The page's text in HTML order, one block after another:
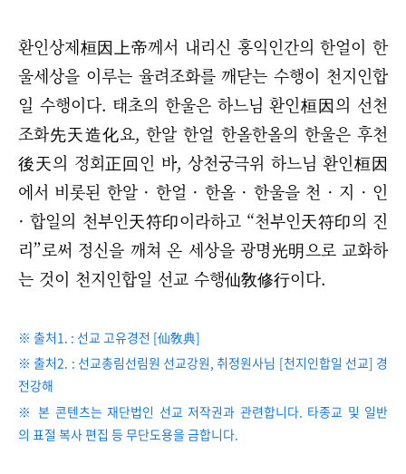
환인상제桓因上帝께서 내리신 홍익인간의 한얼이 한
울세상을 이루는 율려조화를 깨닫는 수행이 천지인합
일 수행이다. 태초의 한울은 하느님 환인桓因의 선천
조화先天造化요, 한알 한얼 한올한올의 한울은 후천
後天의 정회正回인 바, 상천궁극위 하느님 환인桓因
에서 비롯된 한알 · 한얼 · 한올 · 한울을 천 · 지 · 인
· 합일의 천부인天符印이라하고 “천부인天符印의 진
리”로써 정신을 깨쳐 온 세상을 광명光明으로 교화하
는 것이 천지인합일 선교 수행仙敎修行이다.
※ 출처1. : 선교 고유경전 [仙敎典]
※ 출처2. : 선교총림선림원 선교강원, 취정원사님 [천지인합일 선교] 경
전강해
※ 본 콘텐츠는 재단법인 선교 저작권과 관련합니다. 타종교 및 일반
의 표절 복사 편집 등 무단도용을 금합니다.